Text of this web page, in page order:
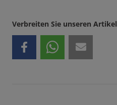
Verbreiten Sie unseren Artikel